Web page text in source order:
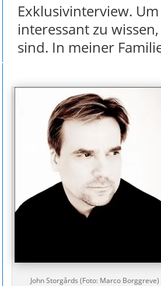
Exklusivinterview.
interessant zu
sind. In meiner
John Storgårds (Foto: Marco Borggreve)